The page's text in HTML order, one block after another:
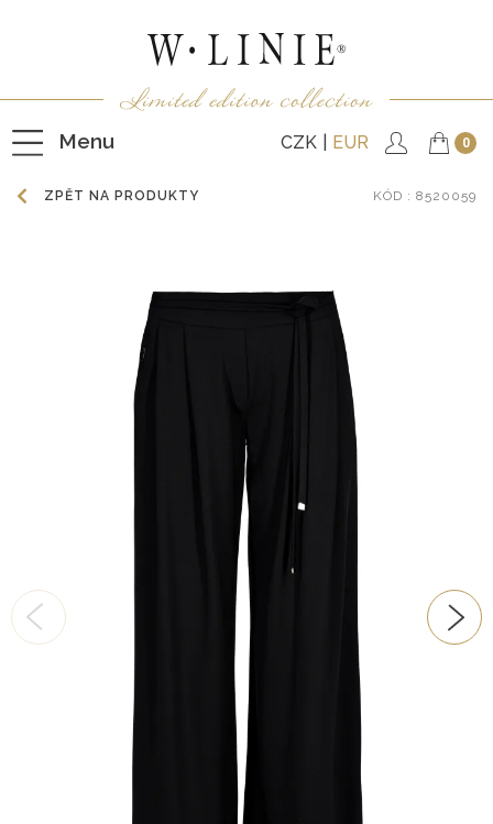
Menu CZK EUR 0
NEPODŠITÉ KABÁTKY
PODŠITÉ KABÁTKY
DOPLŇKY
ZPĚT NA PRODUKTY KÓD : 8520059